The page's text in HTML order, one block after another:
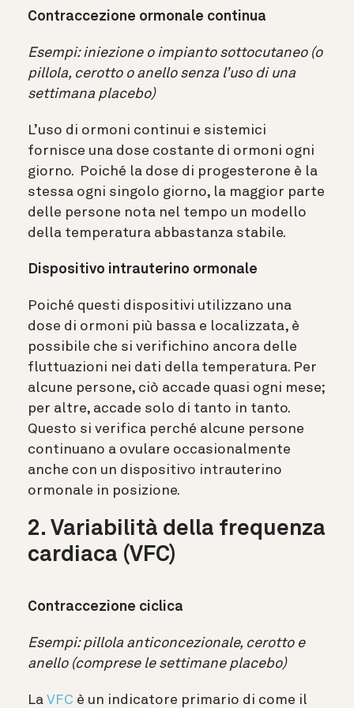
Contraccezione ormonale continua
Esempi: iniezione o impianto sottocutaneo (o
pillola, cerotto o anello senza l’uso di una
settimana placebo)
L’uso di ormoni continui e sistemici
fornisce una dose costante di ormoni ogni
giorno. Poiché la dose di progesterone è la
stessa ogni singolo giorno, la maggior parte
delle persone nota nel tempo un modello
della temperatura abbastanza stabile.
Dispositivo intrauterino ormonale
Poiché questi dispositivi utilizzano una
dose di ormoni più bassa e localizzata, è
possibile che si verifichino ancora delle
fluttuazioni nei dati della temperatura. Per
alcune persone, ciò accade quasi ogni mese;
per altre, accade solo di tanto in tanto.
Questo si verifica perché alcune persone
continuano a ovulare occasionalmente
anche con un dispositivo intrauterino
ormonale in posizione.
2. Variabilità della frequenza
cardiaca (VFC)
Contraccezione ciclica
Esempi: pillola anticoncezionale, cerotto e
anello (comprese le settimane placebo)
La VFC è un indicatore primario di come il